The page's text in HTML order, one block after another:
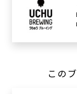
この